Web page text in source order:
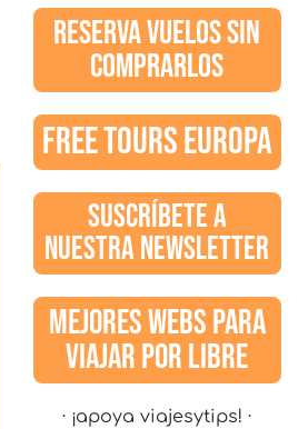
RESERVA VUELOS SIN
COMPRARLOS
FREE TOURS EUROPA
SUSCRÍBETE A
NUESTRA NEWSLETTER
MEJORES WEBS PARA
VIAJAR POR LIBRE
· ¡apoya viajesytips! ·